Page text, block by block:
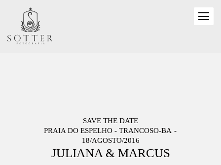
SAVE THE DATE
PRAIA DO ESPELHO - TRANCOSO-BA
18/AGOSTO/2016
JULIANA & MARCUS